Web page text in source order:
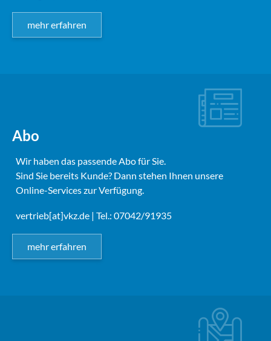
mehr erfahren
Abo
Wir haben das passende Abo für Sie.
Sind Sie bereits Kunde? Dann stehen Ihnen unsere
Online-Services zur Verfügung.
vertrieb[at]vkz.de | Tel.: 07042/91935
mehr erfahren